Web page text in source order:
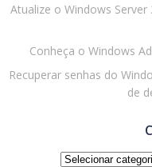
Atualize o Windows
Conheça o Windows
Recuperar senhas do
de
Categorias